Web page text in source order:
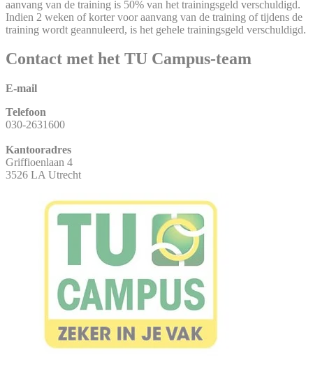
aanvang van de training is 50% van het trainingsgeld verschuldigd.
Indien 2 weken of korter voor aanvang van de training of tijdens de
training wordt geannuleerd, is het gehele trainingsgeld verschuldigd.
Contact met het TU Campus-team
E-mail
Telefoon
030-2631600
Kantooradres
Griffioenlaan 4
3526 LA Utrecht